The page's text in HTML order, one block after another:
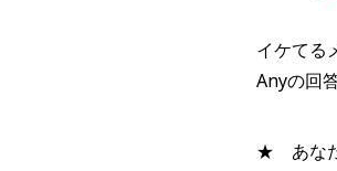
イケてる
Anyの回
★ あな